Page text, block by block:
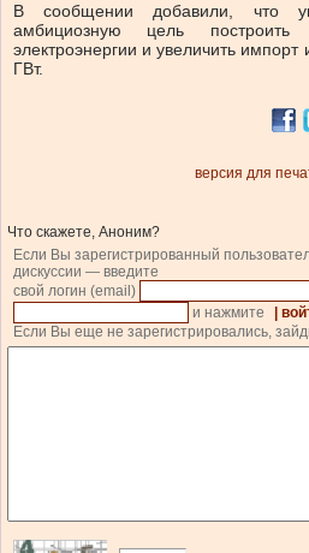
В сообщении добавили, что
амбициозную цель
электроэнергии и увеличить импорт
ГВт.
версия для
Что скажете, Аноним?
Если Вы зарегистрированный
дискуссии — введите
свой логин (email)
и нажмите
|
Если Вы еще не зарегистрировались,